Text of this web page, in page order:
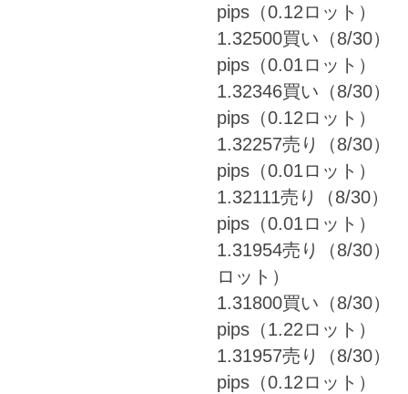
pips（0.12ロット）
1.32500買い（8/30
pips（0.01ロット）
1.32346買い（8/30
pips（0.12ロット）
1.32257売り（8/30
pips（0.01ロット）
1.32111売り（8/30
pips（0.01ロット）
1.31954売り（8/30
ロット）
1.31800買い（8/30
pips（1.22ロット）
1.31957売り（8/30
pips（0.12ロット）